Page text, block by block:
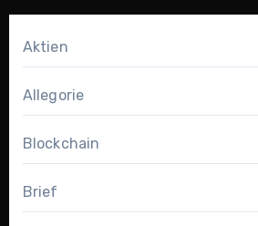
Aktien
Allegorie
Blockchain
Brief